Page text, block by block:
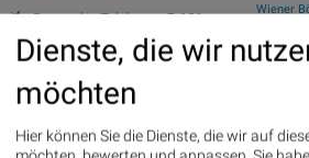
Deutsche Telekom : 5.63%»
Details
Henkel : 3.89% » Details
Zalando : 2.86%
Fresenius Medical Care : 2.12%
Fresenius : 1.71%» Details
Wiener
Zehn
Wie VIG,
Dienste, die wir
möchten
Hier können Sie die Dienste, die wir auf